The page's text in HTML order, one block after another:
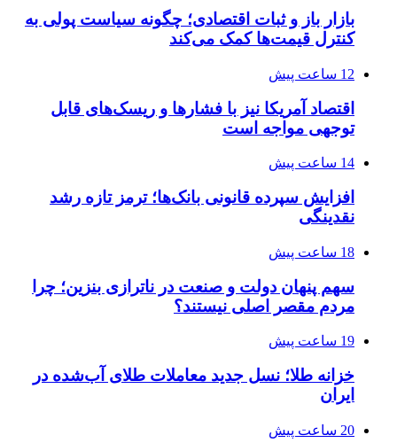
بازار باز و ثبات اقتصادی؛ چگونه سیاست پولی به
کنترل قیمت‌ها کمک می‌کند
12 ساعت پیش
اقتصاد آمریکا نیز با فشارها و ریسک‌های قابل
توجهی مواجه است
14 ساعت پیش
افزایش سپرده قانونی بانک‌ها؛ ترمز تازه رشد
نقدینگی
18 ساعت پیش
سهم پنهان دولت و صنعت در ناترازی بنزین؛ چرا
مردم مقصر اصلی نیستند؟
19 ساعت پیش
خزانه طلا؛ نسل جدید معاملات طلای آب‌شده در
ایران
20 ساعت پیش